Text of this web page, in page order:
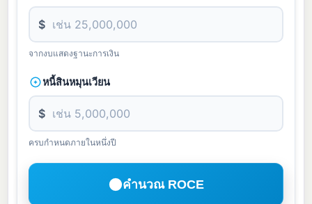
$
จากงบแสดงฐานะการเงิน
หนี้สินหมุนเวียน
$
ครบกำหนดภายในหนึ่งปี
คำนวณ ROCE